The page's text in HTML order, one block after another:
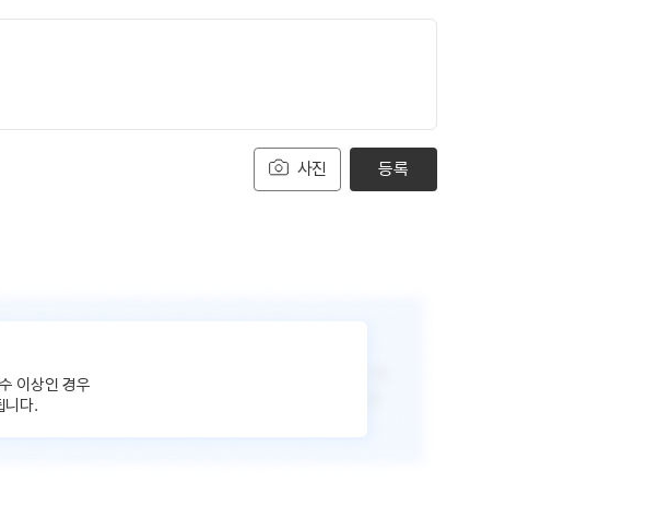
사진 등록
이상인 경우
니다.